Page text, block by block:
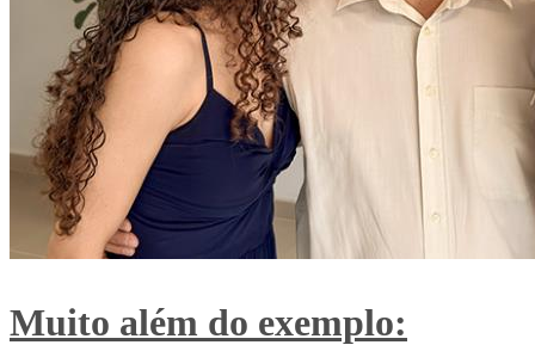
Muito além do exemplo: